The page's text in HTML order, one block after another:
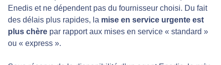
Enedis et ne dépendent pas du fournisseur choisi. Du fait
des délais plus rapides, la mise en service urgente est
plus chère par rapport aux mises en service « standard »
ou « express ».